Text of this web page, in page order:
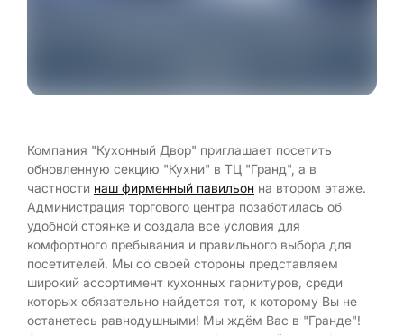
Компания "Кухонный Двор" приглашает посетить
обновленную секцию "Кухни" в ТЦ "Гранд", а в
частности наш фирменный павильон на втором этаже.
Администрация торгового центра позаботилась об
удобной стоянке и создала все условия для
комфортного пребывания и правильного выбора для
посетителей. Мы со своей стороны представляем
широкий ассортимент кухонных гарнитуров, среди
которых обязательно найдется тот, к которому Вы не
останетесь равнодушными! Мы ждём Вас в "Гранде"!